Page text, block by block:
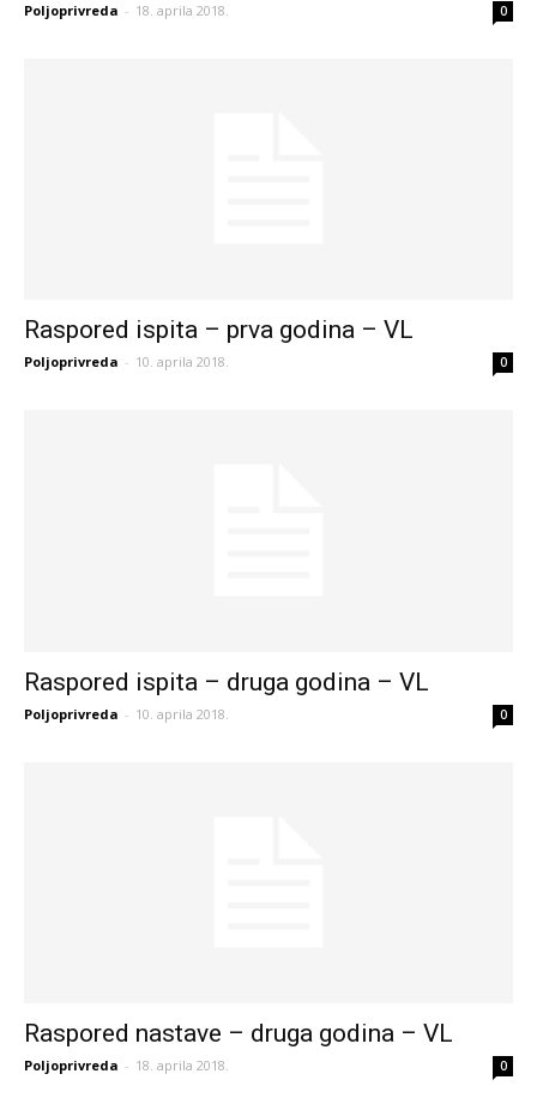
Poljoprivreda - 18. aprila 2018. 0
Raspored ispita – prva godina – VL
Poljoprivreda - 10. aprila 2018. 0
Raspored ispita – druga godina – VL
Poljoprivreda - 10. aprila 2018. 0
Raspored nastave – druga godina – VL
Poljoprivreda - 18. aprila 2018. 0